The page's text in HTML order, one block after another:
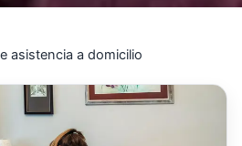
asistencia a domicilio